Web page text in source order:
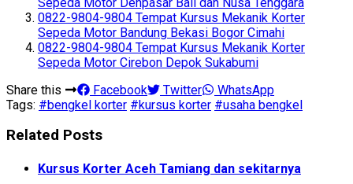
0822-9804-9804 Tempat Kursus Mekanik Korter
Sepeda Motor Bandung Bekasi Bogor Cimahi
0822-9804-9804 Tempat Kursus Mekanik Korter
Sepeda Motor Cirebon Depok Sukabumi
Share this
Facebook Twitter
WhatsApp
Tags: #bengkel korter #kursus korter #usaha bengkel
Related Posts
Kursus Korter Aceh Tamiang dan sekitarnya